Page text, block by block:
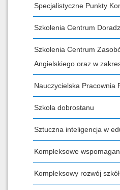
Specjalistyczne Punkty
Szkolenia Centrum
Szkolenia Centrum
Angielskiego oraz w
Nauczycielska Pracownia
Szkoła dobrostanu
Sztuczna inteligencja w
Kompleksowe
Kompleksowy rozwój szkół